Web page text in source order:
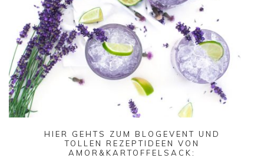
HIER GEHTS ZUM BLOGEVENT UND
TOLLEN REZEPTIDEEN VON
AMOR&KARTOFFELSACK :